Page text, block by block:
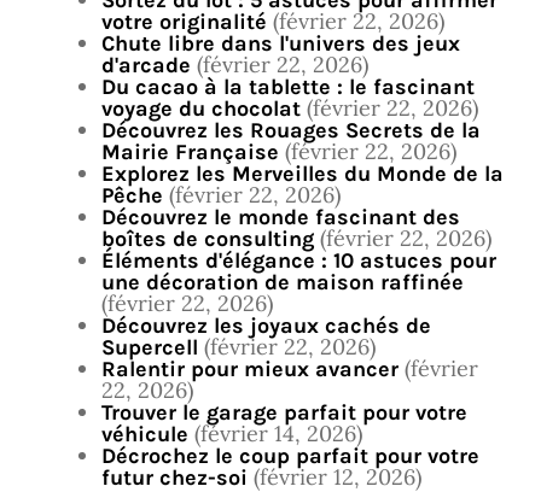
votre originalité (février 22, 2026)
Chute libre dans l'univers des jeux
d'arcade (février 22, 2026)
Du cacao à la tablette : le fascinant
voyage du chocolat (février 22, 2026)
Découvrez les Rouages Secrets de la
Mairie Française (février 22, 2026)
Explorez les Merveilles du Monde de la
Pêche (février 22, 2026)
Découvrez le monde fascinant des
boîtes de consulting (février 22, 2026)
Éléments d'élégance : 10 astuces pour
une décoration de maison raffinée
(février 22, 2026)
Découvrez les joyaux cachés de
Supercell (février 22, 2026)
Ralentir pour mieux avancer (février
22, 2026)
Trouver le garage parfait pour votre
véhicule (février 14, 2026)
Décrochez le coup parfait pour votre
futur chez-soi (février 12, 2026)